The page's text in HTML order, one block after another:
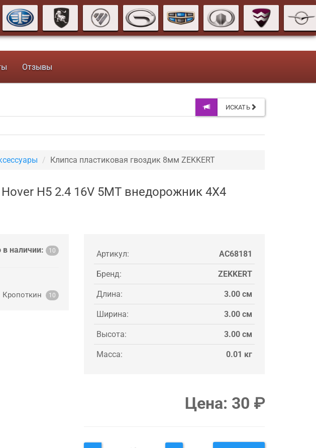
Отзывы
ИСКАТЬ
Клипса пластиковая гвоздик 8мм ZEKKERT
H5 2.4 16V 5MT внедорожник 4X4
в наличии: 10
Кропоткин 10
Артикул: AC68181
Бренд: ZEKKERT
Длина: 3.00 см
Ширина: 3.00 см
Высота: 3.00 см
Масса: 0.01 кг
Цена: 30 ₽